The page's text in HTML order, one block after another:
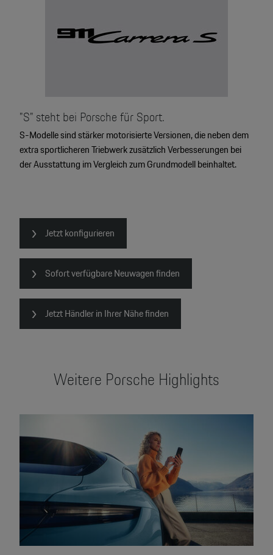
"S" steht bei Porsche für Sport.
S-Modelle sind stärker motorisierte Versionen, die neben dem
extra sportlicheren Triebwerk zusätzlich Verbesserungen bei
der Ausstattung im Vergleich zum Grundmodell beinhaltet.
Jetzt konfigurieren
Sofort verfügbare Neuwagen finden
Jetzt Händler in Ihrer Nähe finden
Weitere Porsche Highlights